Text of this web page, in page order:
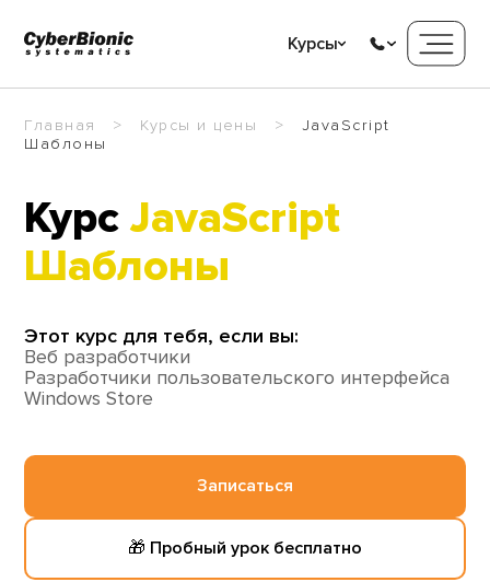
Курсы
Главная Курсы и цены
JavaScript
Шаблоны
КурсJavaScript
Шаблоны
Этот курс для тебя, если вы:
Веб разработчики
Разработчики пользовательского интерфейса
Windows Store
Записаться
🎁 Пробный урок бесплатно